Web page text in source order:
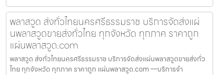
พลาสวูด ส่งทั่วไทยนครศรีธรรมราช บริการจัดส่งแผ่
นพลาสวูดขายส่งทั่วไทย ทุกจังหวัด ทุกภาค ราคาถูก
แผ่นพลาสวูด.com
พลาสวูด ส่งทั่วไทยนครศรีธรรมราช บริการจัดส่งแผ่นพลาสวูดขายส่งทั่ว
ไทย ทุกจังหวัด ทุกภาค ราคาถูก แผ่นพลาสวูด.com —บริการจำ